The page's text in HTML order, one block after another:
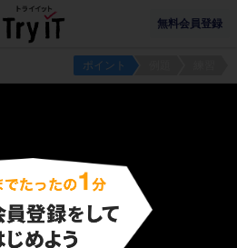
無料会員登録
ポイント